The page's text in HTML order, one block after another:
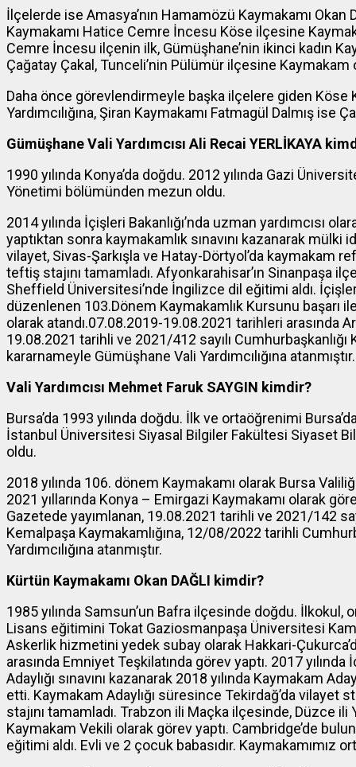
İlçelerde ise Amasya’nın Hamamözü Kaymakamı Okan
Kaymakamı Hatice Cemre İncesu Köse ilçesine
Cemre İncesu ilçenin ilk, Gümüşhane’nin ikinci kadın
Çağatay Çakal, Tunceli’nin Pülümür ilçesine Kaymakam
Daha önce görevlendirmeyle başka ilçelere giden Köse
Yardımcılığına, Şiran Kaymakamı Fatmagül Dalmış ise
Gümüşhane Vali Yardımcısı Ali Recai YERLİKAYA
1990 yılında Konya’da doğdu. 2012 yılında Gazi
Yönetimi bölümünden mezun oldu.
2014 yılında İçişleri Bakanlığı’nda uzman yardımcısı
yaptıktan sonra kaymakamlık sınavını kazanarak mülki
vilayet, Sivas-Şarkışla ve Hatay-Dörtyol’da kaymakam
teftiş stajını tamamladı. Afyonkarahisar’ın Sinanpaşa
Sheffield Üniversitesi’nde İngilizce dil eğitimi aldı.
düzenlenen 103.Dönem Kaymakamlık Kursunu başarı
olarak atandı.07.08.2019-19.08.2021 tarihleri arasında
19.08.2021 tarihli ve 2021/412 sayılı
kararnameyle Gümüşhane Vali Yardımcılığına atanmıştır.
Vali Yardımcısı Mehmet Faruk SAYGIN kimdir?
Bursa’da 1993 yılında doğdu. İlk ve ortaöğrenimi
İstanbul Üniversitesi Siyasal Bilgiler Fakültesi Siyaset
oldu.
2018 yılında 106. dönem Kaymakamı olarak Bursa
2021 yıllarında Konya – Emirgazi Kaymakamı olarak
Gazetede yayımlanan, 19.08.2021 tarihli ve 2021/142
Kemalpaşa Kaymakamlığına, 12/08/2022 tarihli
Yardımcılığına atanmıştır.
Kürtün Kaymakamı Okan DAĞLI kimdir?
1985 yılında Samsun’un Bafra ilçesinde doğdu. İlkokul,
Lisans eğitimini Tokat Gaziosmanpaşa Üniversitesi
Askerlik hizmetini yedek subay olarak Hakkari-
arasında Emniyet Teşkilatında görev yaptı. 2017
Adaylığı sınavını kazanarak 2018 yılında Kaymakam
etti. Kaymakam Adaylığı süresince Tekirdağ’da vilayet
stajını tamamladı. Trabzon ili Maçka ilçesinde, Düzce ili
Kaymakam Vekili olarak görev yaptı. Cambridge’de
eğitimi aldı. Evli ve 2 çocuk babasıdır. Kaymakamımız